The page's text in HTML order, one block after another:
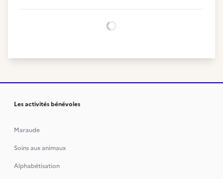
Les activités bénévoles
Maraude
Soins aux animaux
Alphabétisation